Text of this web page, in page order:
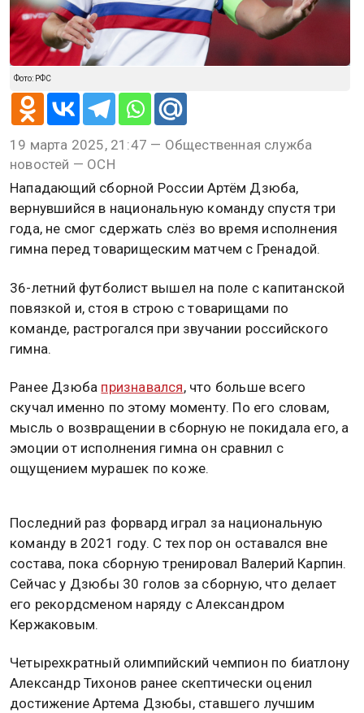
Фото: РФС
19 марта 2025, 21:47 — Общественная служба
новостей — ОСН
Нападающий сборной России Артём Дзюба,
вернувшийся в национальную команду спустя три
года, не смог сдержать слёз во время исполнения
гимна перед товарищеским матчем с Гренадой.
36-летний футболист вышел на поле с капитанской
повязкой и, стоя в строю с товарищами по
команде, растрогался при звучании российского
гимна.
Ранее Дзюба признавался, что больше всего
скучал именно по этому моменту. По его словам,
мысль о возвращении в сборную не покидала его, а
эмоции от исполнения гимна он сравнил с
ощущением мурашек по коже.
Последний раз форвард играл за национальную
команду в 2021 году. С тех пор он оставался вне
состава, пока сборную тренировал Валерий Карпин.
Сейчас у Дзюбы 30 голов за сборную, что делает
его рекордсменом наряду с Александром
Кержаковым.
Четырехкратный олимпийский чемпион по биатлону
Александр Тихонов ранее скептически оценил
достижение Артема Дзюбы, ставшего лучшим